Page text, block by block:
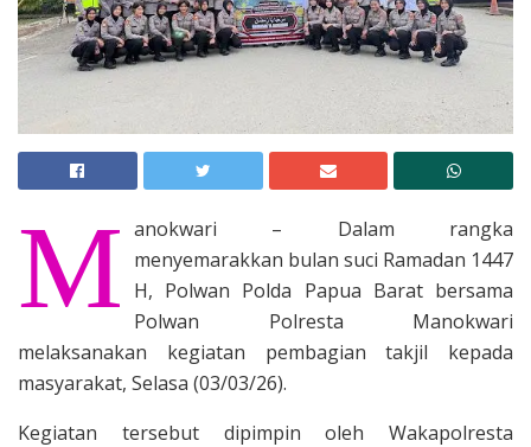
M anokwari – Dalam rangka
menyemarakkan bulan suci Ramadan 1447
H, Polwan Polda Papua Barat bersama
Polwan Polresta Manokwari
melaksanakan kegiatan pembagian takjil kepada
masyarakat, Selasa (03/03/26).
Kegiatan tersebut dipimpin oleh Wakapolresta